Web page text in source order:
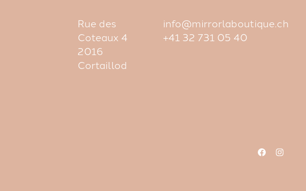
Rue des
Coteaux 4
2016
Cortaillod
info@mirrorlaboutique.ch
+41 32 731 05 40